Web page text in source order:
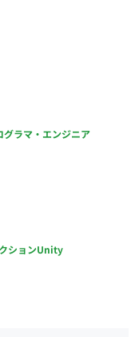
グラマ・エンジニア
ションUnity